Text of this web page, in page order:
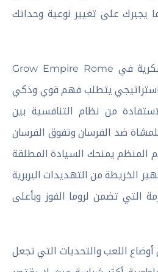
يجبرك على تغيير نوعية وحداتك
يضع تنوع الوحدات العسكرية في Grow Empire Rome
يتطلب فهم قوي وذكي
من نظام التنافسية بين
ضد الفرسان وتفوق الفرسان
المنظم يمنحك السيادة المطلقة
الخريطة من التهديدات البربرية
التي تضمن لروما الفوز وبأعلى
اللعب والتحديات التي تجعل